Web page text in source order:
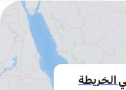
الخريطة